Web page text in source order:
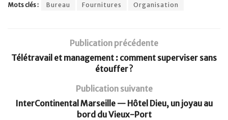
Mots clés : Bureau Fournitures Organisation
Publication précédente
Télétravail et management : comment superviser sans
étouffer ?
Publication suivante
InterContinental Marseille — Hôtel Dieu, un joyau au
bord du Vieux-Port